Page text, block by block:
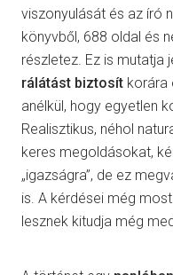
viszonyulását és az író
könyvből, 688 oldal és
részletez. Ez is mutatja
rálátást biztosít korára
anélkül, hogy egyetlen
Realisztikus, néhol
keres megoldásokat,
„igazságra”, de ez
is. A kérdései még
lesznek kitudja még